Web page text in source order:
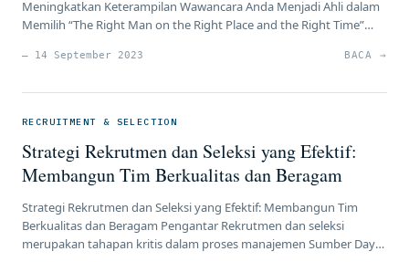
Meningkatkan Keterampilan Wawancara Anda Menjadi Ahli dalam
Memilih “The Right Man on the Right Place and the Right Time”
Memilih karyawan yang tepat untuk posisi yang tepat dan waktu
satu kesalahan dalam […]
— 14 September 2023 BACA →
RECRUITMENT & SELECTION
Strategi Rekrutmen dan Seleksi yang Efektif:
Membangun Tim Berkualitas dan Beragam
Strategi Rekrutmen dan Seleksi yang Efektif: Membangun Tim
Berkualitas dan Beragam Pengantar Rekrutmen dan seleksi
merupakan tahapan kritis dalam proses manajemen Sumber Daya